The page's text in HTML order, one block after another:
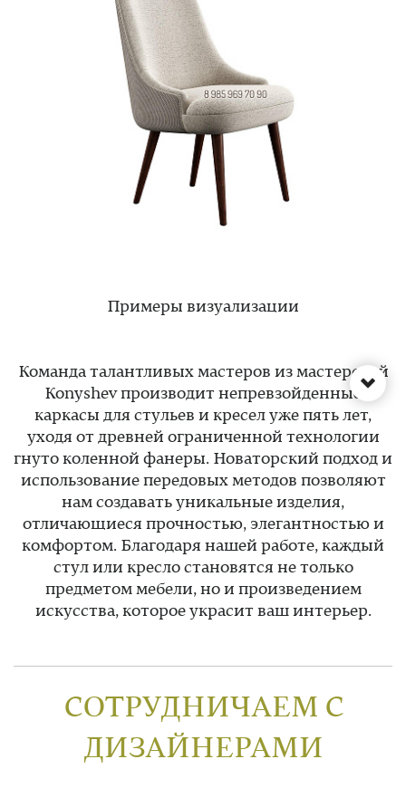
Примеры визуализации
Команда талантливых мастеров из мастерской
Konyshev производит непревзойденные
каркасы для стульев и кресел уже пять лет,
уходя от древней ограниченной технологии
гнуто коленной фанеры. Новаторский подход и
использование передовых методов позволяют
нам создавать уникальные изделия,
отличающиеся прочностью, элегантностью и
комфортом. Благодаря нашей работе, каждый
стул или кресло становятся не только
предметом мебели, но и произведением
искусства, которое украсит ваш интерьер.
СОТРУДНИЧАЕМ С
ДИЗАЙНЕРАМИ